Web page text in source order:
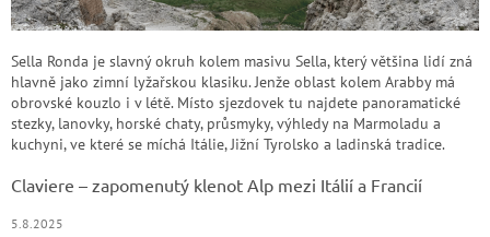
Sella Ronda je slavný okruh kolem masivu Sella, který většina lidí zná
hlavně jako zimní lyžařskou klasiku. Jenže oblast kolem Arabby má
obrovské kouzlo i v létě. Místo sjezdovek tu najdete panoramatické
stezky, lanovky, horské chaty, průsmyky, výhledy na Marmoladu a
kuchyni, ve které se míchá Itálie, Jižní Tyrolsko a ladinská tradice.
Claviere – zapomenutý klenot Alp mezi Itálií a Francií
5.8.2025